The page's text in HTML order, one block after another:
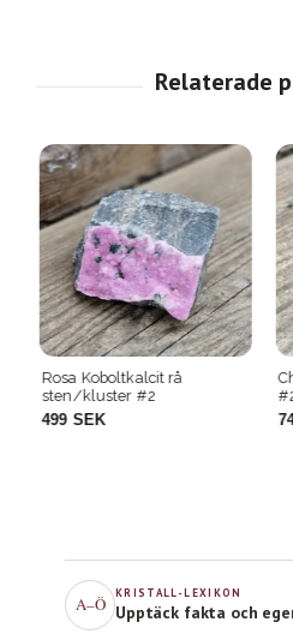
A–Ö
KRISTALL-LEXIKON
Upptäck fakta och
Champagne Topas i matrix
#2
749 SEK